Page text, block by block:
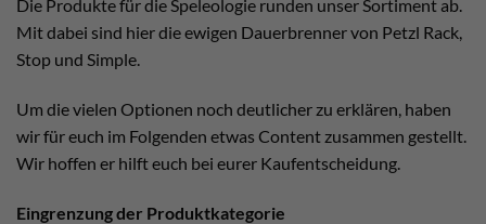
Die Produkte für die Speleologie runden unser Sortiment ab.
Mit dabei sind hier die ewigen Dauerbrenner von Petzl Rack,
Stop und Simple.
Um die vielen Optionen noch deutlicher zu erklären, haben
wir für euch im Folgenden etwas Content zusammen gestellt.
Wir hoffen er hilft euch bei eurer Kaufentscheidung.
Eingrenzung der Produktkategorie